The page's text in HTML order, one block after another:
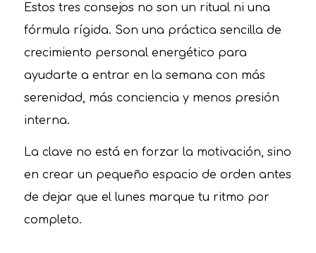
Estos tres consejos no son un ritual ni una
fórmula rígida. Son una práctica sencilla de
crecimiento personal energético para
ayudarte a entrar en la semana con más
serenidad, más conciencia y menos presión
interna.
La clave no está en forzar la motivación, sino
en crear un pequeño espacio de orden antes
de dejar que el lunes marque tu ritmo por
completo.